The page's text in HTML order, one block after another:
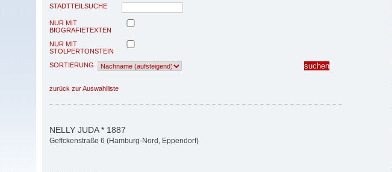
STADTTEILSUCHE
NUR MIT
BIOGRAFIETEXTEN
NUR MIT
STOLPERTONSTEIN
SORTIERUNG
zurück zur Auswahlliste
NELLY JUDA * 1887
Geffckenstraße 6 (Hamburg-Nord, Eppendorf)